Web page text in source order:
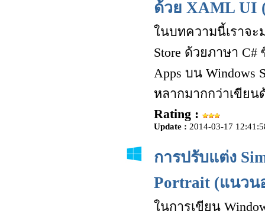
ด้วย XAML UI
ในบทความนี้เราจะ
Store ด้วยภาษา
Apps บน Windows
หลากมากกว่าเขียน
Rating :
Update : 2014-03-17
การปรับแต่ง
Portrait (แนวน
ในการเขียน